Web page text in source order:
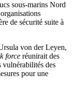
sous-marins Nord
de sécurité suite à
von der Leyen,
force réunirait des
vulnérabilités des
pour une